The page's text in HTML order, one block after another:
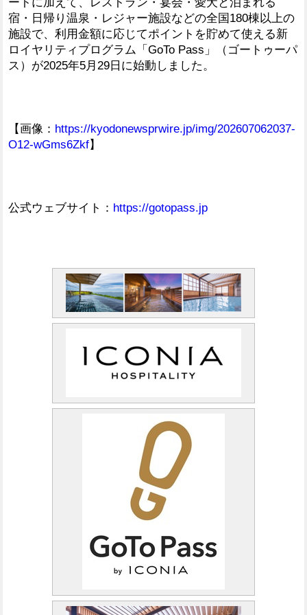
宿・日帰り温泉・レジャー施設などの全国180棟以上の
施設で、利用金額に応じてポイントを貯めて使える新
ロイヤリティプログラム「GoTo Pass」（ゴートゥーパ
ス）が2025年5月29日に始動しました。
【画像： https://kyodonewsprwire.jp/img/202607062037-
O12-wGms6Zkf】
公式ウェブサイト： https://gotopass.jp